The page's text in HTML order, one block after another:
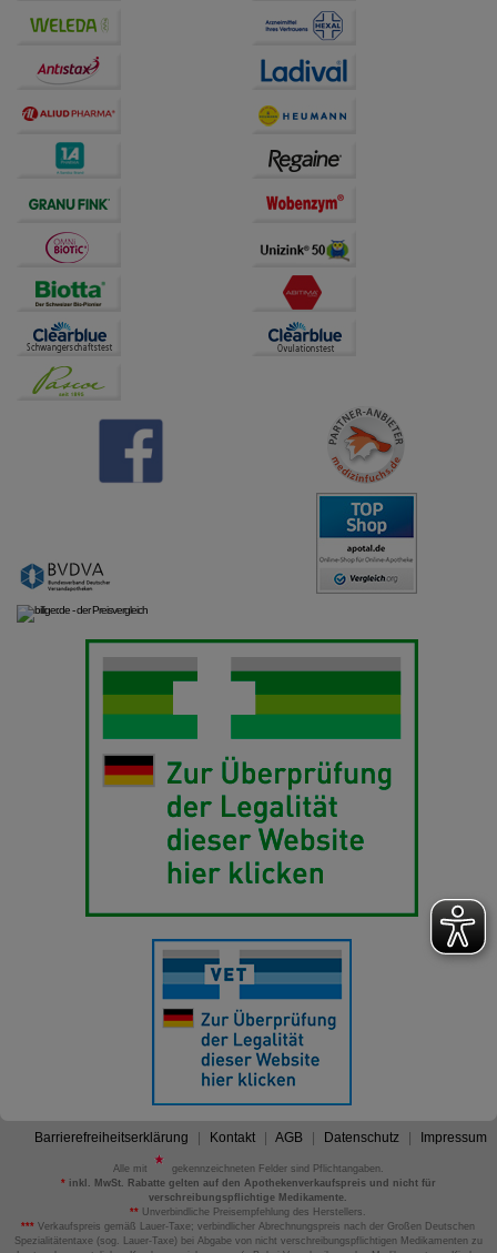
Barrierefreiheitserklärung Kontakt AGB Datenschutz Impressum
Alle mit
gekennzeichneten Felder sind Pflichtangaben.
*inkl. MwSt. Rabatte gelten auf den Apothekenverkaufspreis und nicht für
verschreibungspflichtige Medikamente.
** Unverbindliche Preisempfehlung des Herstellers.
*** Verkaufspreis gemäß Lauer-Taxe; verbindlicher Abrechnungspreis nach der Großen Deutschen
Spezialitätentaxe (sog. Lauer-Taxe) bei Abgabe von nicht verschreibungspflichtigen Medikamenten zu